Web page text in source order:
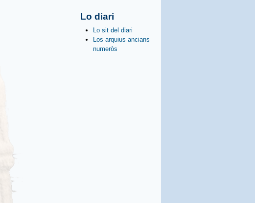
Lo diari
Lo sit del diari
Los arquius ancians
numeròs